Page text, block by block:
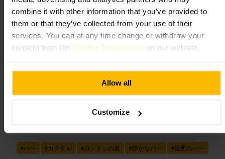
combine it with other information that you’ve provided to
them or that they’ve collected from your use of their
services. You can at any time change or withdraw your
consent from the Cookie Declaration on our website.
Allow all
Customize
飲食•バー
4.7
4.8
静かな夜に寄り添う一杯”
#バー #カクテル #ロンドンの夜 #静かなバー #近所のバー